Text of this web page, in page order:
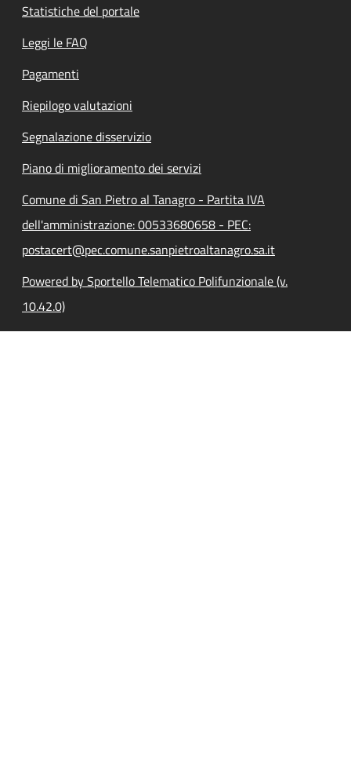
Statistiche del portale
Leggi le FAQ
Pagamenti
Riepilogo valutazioni
Segnalazione disservizio
Piano di miglioramento dei servizi
Comune di San Pietro al Tanagro - Partita IVA
dell'amministrazione: 00533680658 - PEC:
postacert@pec.comune.sanpietroaltanagro.sa.it
Powered by Sportello Telematico Polifunzionale (v.
10.42.0)